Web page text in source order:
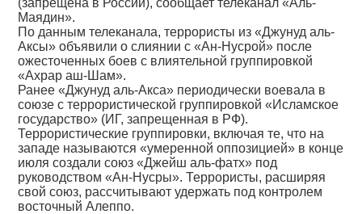
(запрещена в России), сообщает телеканал «Аль-
Маядин».
По данным телеканала, террористы из «Джунуд аль-
Аксы» объявили о слиянии с «Ан-Нусрой» после
ожесточенных боев с влиятельной группировкой
«Ахрар аш-Шам».
Ранее «Джунуд аль-Акса» периодически воевала в
союзе с террористической группировкой «Исламское
государство» (ИГ, запрещенная в РФ).
Террористические группировки, включая те, что на
западе называются «умеренной оппозицией» в конце
июля создали союз «Джейш аль-фатх» под
руководством «Ан-Нусры». Террористы, расширяя
свой союз, рассчитывают удержать под контролем
восточный Алеппо.